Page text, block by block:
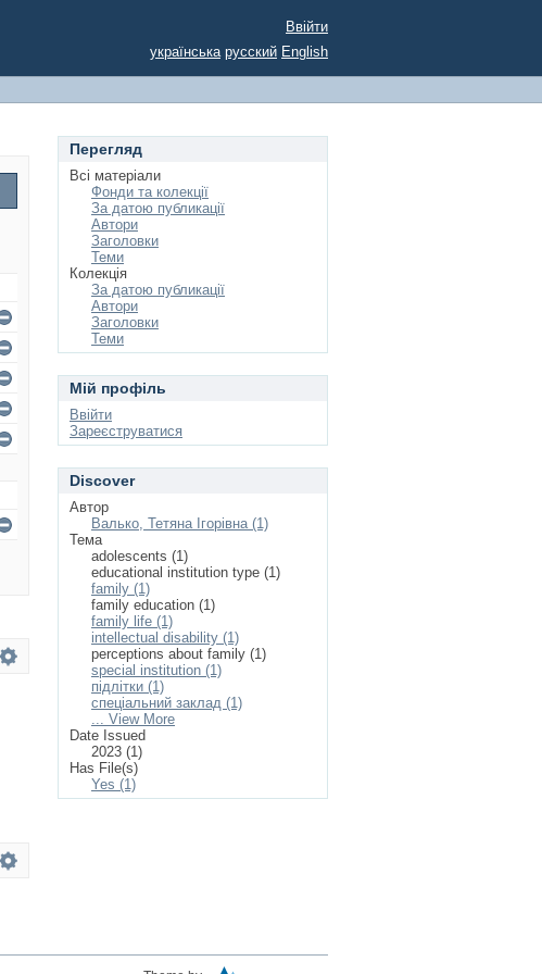
Ввійти
українська русский English
Перегляд
Всі матеріали
Фонди та колекції
За датою публикації
Автори
Заголовки
Теми
Колекція
За датою публикації
Автори
Заголовки
Теми
Мій профіль
Ввійти
Зареєструватися
Discover
Автор
Валько, Тетяна Ігорівна (1)
Тема
adolescents (1)
educational institution type (1)
family (1)
family education (1)
family life (1)
intellectual disability (1)
perceptions about family (1)
special institution (1)
підлітки (1)
спеціальний заклад (1)
... View More
Date Issued
2023 (1)
Has File(s)
Yes (1)